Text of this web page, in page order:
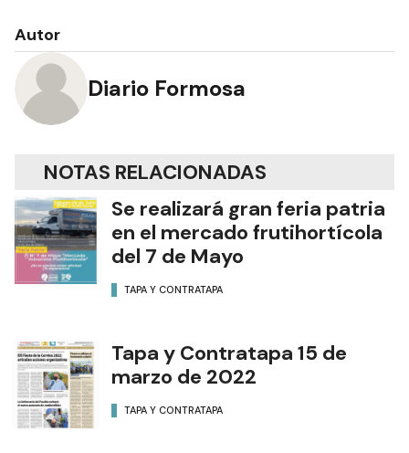
Autor
Diario Formosa
NOTAS RELACIONADAS
Se realizará gran feria patria
en el mercado frutihortícola
del 7 de Mayo
TAPA Y CONTRATAPA
Tapa y Contratapa 15 de
marzo de 2022
TAPA Y CONTRATAPA